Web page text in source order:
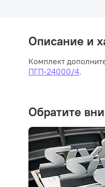
Описание и
Комплект
ПГП-24000/4.
Обратите